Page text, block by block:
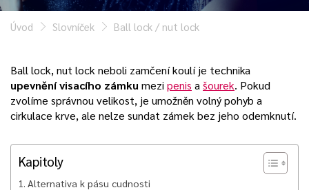
Úvod Slovníček Ball lock / nut lock
Ball lock, nut lock neboli zamčení koulí je technika
upevnění visacího zámku mezi penis a šourek. Pokud
zvolíme správnou velikost, je umožněn volný pohyb a
cirkulace krve, ale nelze sundat zámek bez jeho odemknutí.
Kapitoly
Alternativa k pásu cudnosti